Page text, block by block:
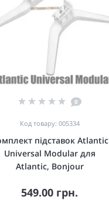
0
Код товару: 005334
підставок Atlantic
Universal Modular для
Atlantic, Bonjour
549.00 грн.